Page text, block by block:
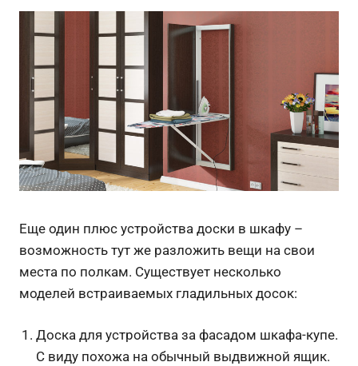
Еще один плюс устройства доски в шкафу –
возможность тут же разложить вещи на свои
места по полкам. Существует несколько
моделей встраиваемых гладильных досок:
Доска для устройства за фасадом шкафа-купе.
С виду похожа на обычный выдвижной ящик.